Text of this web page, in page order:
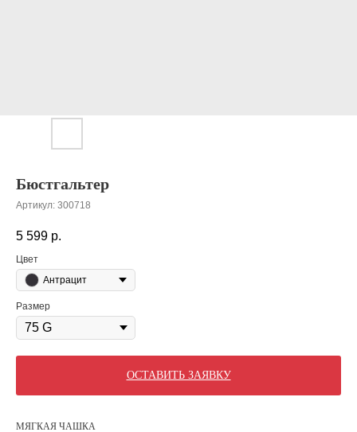
Бюстгальтер
Артикул: 300718
5 599 р.
Цвет
Антрацит
Размер
ОСТАВИТЬ ЗАЯВКУ
МЯГКАЯ ЧАШКА